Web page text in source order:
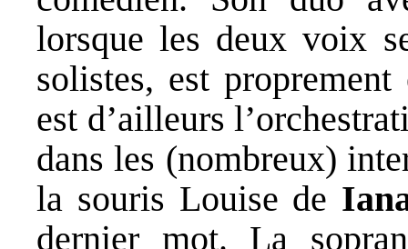
lorsque les deux voix
solistes, est
est d’ailleurs
dans les (nombreux)
la souris Louise de
dernier mot. La